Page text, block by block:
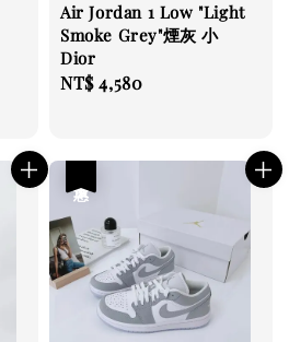
Air Jordan 1 Low "Light
Smoke Grey"煙灰 小
Dior
Regular
NT$ 4,580